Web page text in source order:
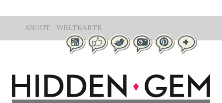
ABOUT WELTKARTE